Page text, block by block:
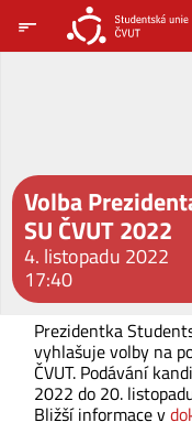
Volba
SU ČVUT 2022
4. listopadu 2022
17:40
Prezidentka
vyhlašuje volby na
ČVUT. Podávání
2022 do 20.
Bližší informace v